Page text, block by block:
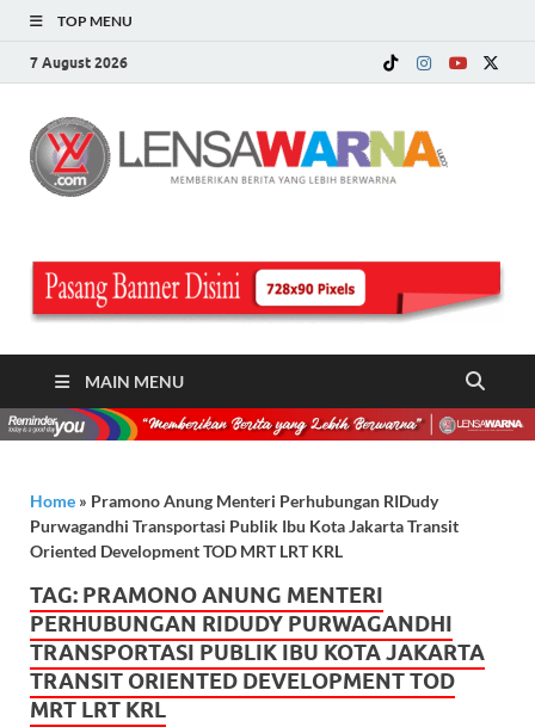
TOP MENU
7 August 2026
MAIN MENU
Home » Pramono Anung Menteri Perhubungan RIDudy
Purwagandhi Transportasi Publik Ibu Kota Jakarta Transit
Oriented Development TOD MRT LRT KRL
TAG: PRAMONO ANUNG MENTERI
PERHUBUNGAN RIDUDY PURWAGANDHI
TRANSPORTASI PUBLIK IBU KOTA JAKARTA
TRANSIT ORIENTED DEVELOPMENT TOD
MRT LRT KRL